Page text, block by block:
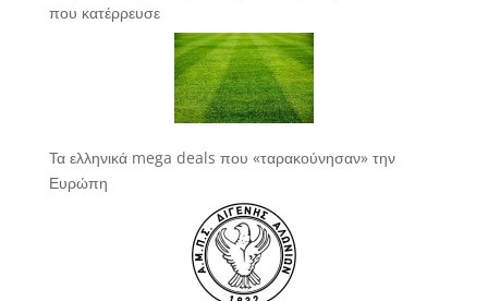
που κατέρρευσε
Τα ελληνικά mega deals που «ταρακούνησαν» την
Ευρώπη